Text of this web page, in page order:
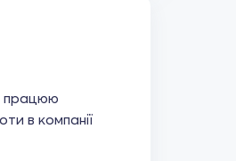
працюю
в компанії